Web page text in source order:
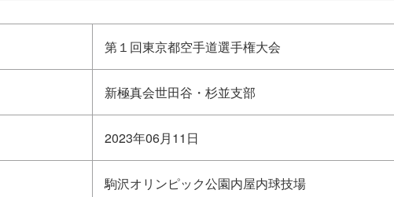
第１回東京都空手道選手権大会
新極真会世田谷・杉並支部
2023年06月11日
駒沢オリンピック公園内屋内球技場